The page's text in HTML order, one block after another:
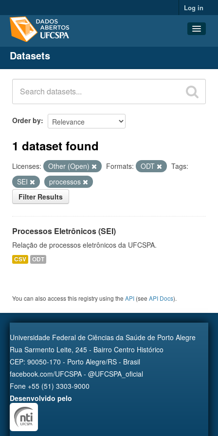
Log in
Datasets
Organizations
Groups
About
Datasets
Order by
1 dataset found
Licenses: Other (Open) Formats: ODT
Tags:
SEI
processos
Filter Results
Processos Eletrônicos (SEI)
Relação de processos eletrônicos da UFCSPA.
CSV ODT
You can also access this registry using the API (see API Docs).
Universidade Federal de Ciências da Saúde de Porto Alegre
Rua Sarmento Leite, 245 - Bairro Centro Histórico
CEP: 90050-170 - Porto Alegre/RS - Brasil
facebook.com/UFCSPA - @UFCSPA_oficial
Fone +55 (51) 3303-9000
Desenvolvido pelo